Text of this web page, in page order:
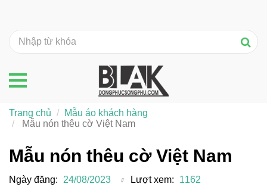
Mẫu nón thêu cờ Việt Nam
Ngày đăng: 24/08/2023 Lượt xem: 1162
Trang chủ
Mẫu áo khách hàng
Mẫu nón thêu cờ Việt Nam